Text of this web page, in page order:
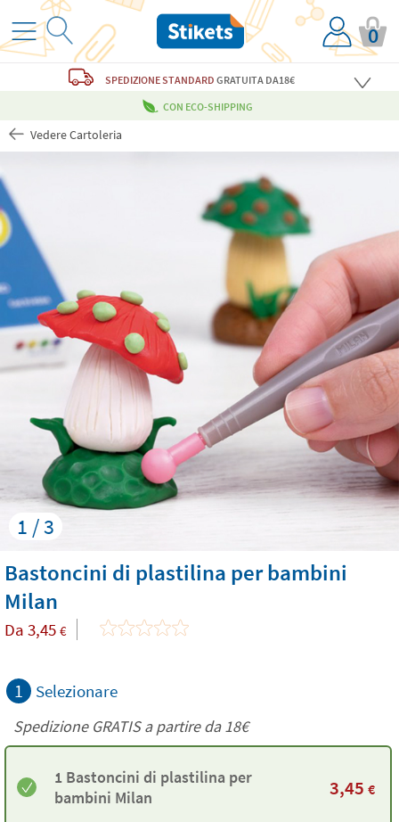
0
SPEDIZIONE STANDARD GRATUITADA18€
CON ECO-SHIPPING
Vedere Cartoleria
1 / 3
Bastoncini di plastilina per bambini
Milan
Da 3,45 €
1 Selezionare
Spedizione GRATIS a partire da18€
1 Bastoncini di plastilina per
bambini Milan
3,45 €